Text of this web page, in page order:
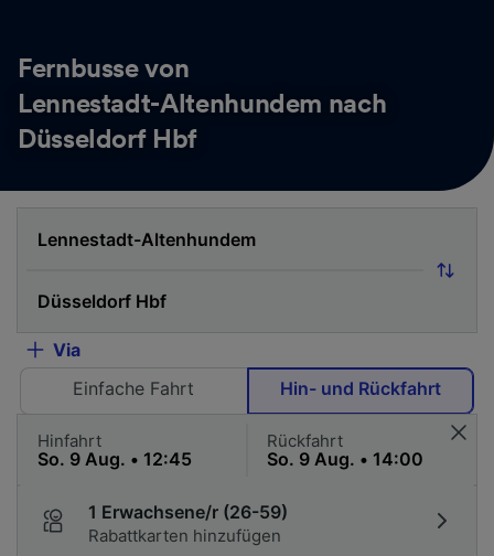
Fernbusse von
Lennestadt-Altenhundem nach
Düsseldorf Hbf
Via
Einfache Fahrt
Hin- und Rückfahrt
Hinfahrt Rückfahrt
1 Erwachsene/r (26-59)
Rabattkarten hinzufügen